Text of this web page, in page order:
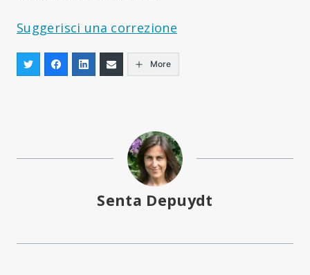
Suggerisci una correzione
More
Senta Depuydt